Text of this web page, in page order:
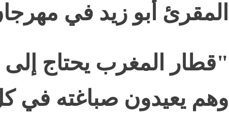
المقرئ أبو زيد في
"قطار المغرب يحتاج
وهم يعيدون صباغته في